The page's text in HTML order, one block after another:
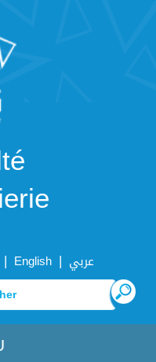
| English | عربي